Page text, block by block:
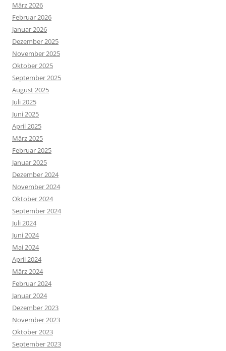
März 2026
Februar 2026
Januar 2026
Dezember 2025
November 2025
Oktober 2025
September 2025
August 2025
Juli 2025
Juni 2025
April 2025
März 2025
Februar 2025
Januar 2025
Dezember 2024
November 2024
Oktober 2024
September 2024
Juli 2024
Juni 2024
Mai 2024
April 2024
März 2024
Februar 2024
Januar 2024
Dezember 2023
November 2023
Oktober 2023
September 2023